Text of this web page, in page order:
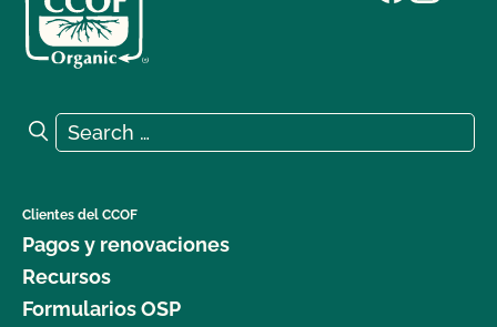
Search for:
Search
Clientes del CCOF
Pagos y renovaciones
Recursos
Formularios OSP